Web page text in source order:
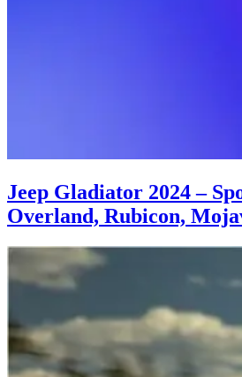
Jeep Gladiator 2024 –
Overland, Rubicon,